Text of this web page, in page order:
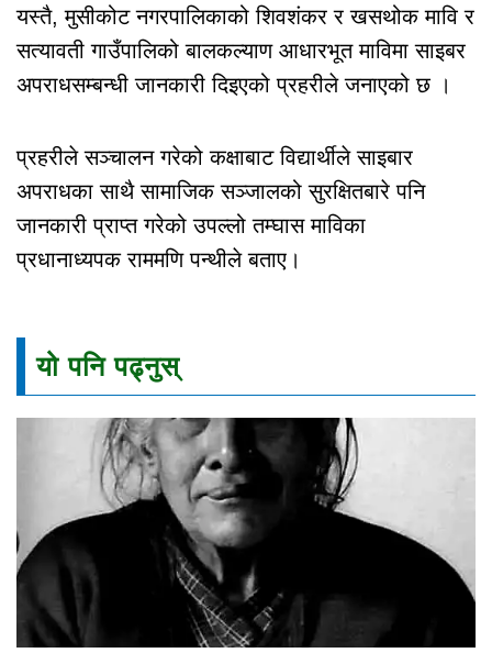
यस्तै, मुसीकोट नगरपालिकाको शिवशंकर र खसथोक मावि र
सत्यावती गाउँपालिको बालकल्याण आधारभूत माविमा साइबर
अपराधसम्बन्धी जानकारी दिइएको प्रहरीले जनाएको छ ।
प्रहरीले सञ्चालन गरेको कक्षाबाट विद्यार्थीले साइबार
अपराधका साथै सामाजिक सञ्जालको सुरक्षितबारे पनि
जानकारी प्राप्त गरेको उपल्लो तम्घास माविका
प्रधानाध्यपक राममणि पन्थीले बताए।
यो पनि पढ्नुस्